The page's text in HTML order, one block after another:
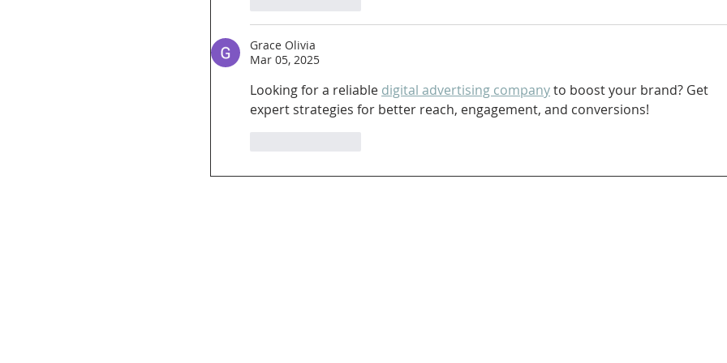
Grace Olivia
Mar 05, 2025
Looking for a reliable digital advertising company to boost your brand? Get
expert strategies for better reach, engagement, and conversions!